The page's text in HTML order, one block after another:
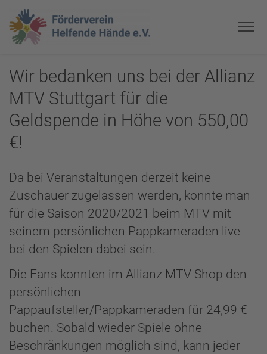
Wir bedanken uns bei der Allianz
MTV Stuttgart für die
Geldspende in Höhe von 550,00
€!
Da bei Veranstaltungen derzeit keine
Zuschauer zugelassen werden, konnte man
für die Saison 2020/2021 beim MTV mit
seinem persönlichen Pappkameraden live
bei den Spielen dabei sein.
Die Fans konnten im Allianz MTV Shop den
persönlichen
Pappaufsteller/Pappkameraden für 24,99 €
buchen. Sobald wieder Spiele ohne
Beschränkungen möglich sind, kann jeder